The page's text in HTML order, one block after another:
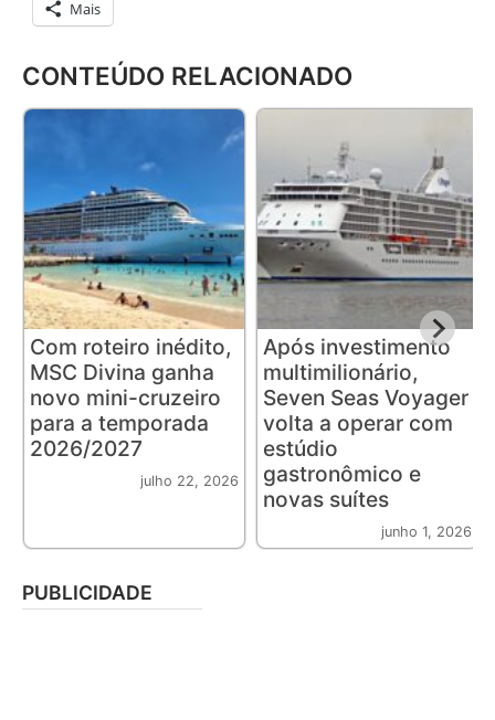
Mais
CONTEÚDO RELACIONADO
Com roteiro inédito,
MSC Divina ganha
novo mini-cruzeiro
para a temporada
2026/2027
julho 22, 2026
Após investimento
multimilionário,
Seven Seas Voyager
volta a operar com
estúdio
gastronômico e
novas suítes
junho 1, 2026
PUBLICIDADE